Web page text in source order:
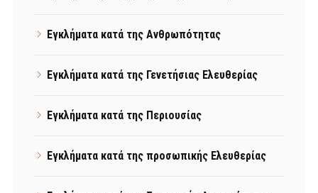
Εγκλήματα κατά της Ανθρωπότητας
Εγκλήματα κατά της Γενετήσιας Ελευθερίας
Εγκλήματα κατά της Περιουσίας
Εγκλήματα κατά της προσωπικής Ελευθερίας